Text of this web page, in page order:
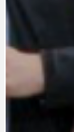
BÁSNĚ.